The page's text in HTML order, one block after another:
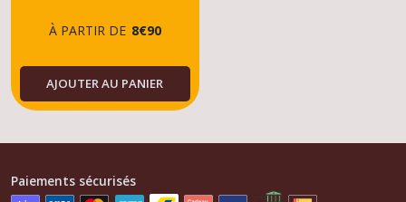
MODELES
À PARTIR DE 8€90
AJOUTER AU PANIER
Divers
305
(1)
(1)
Paiements sécurisés